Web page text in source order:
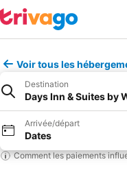
Voir tous les
Destination
Days Inn & Suites by
Arrivée/départ
Dates
Comment les paiements